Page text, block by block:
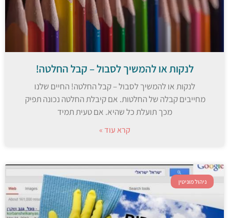
לנקות או להמשיך לסבול – קבל החלטה!
לנקות או להמשיך לסבול – קבל החלטה! החיים שלנו
מחייבים קבלה של החלטות. אם קיבלת החלטה נכונה תפיק
מכך תועלת כל שהיא. אם טעית תמיד
קרא עוד »
ניהול מוניטין